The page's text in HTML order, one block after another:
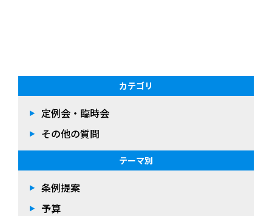
カテゴリ
定例会・臨時会
その他の質問
テーマ別
条例提案
予算